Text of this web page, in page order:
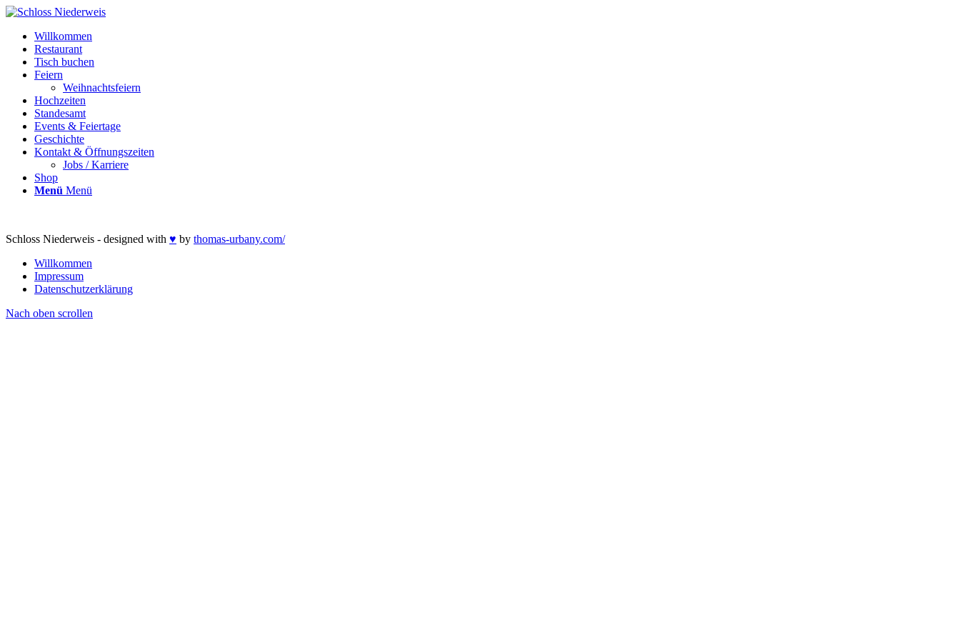
Willkommen
Restaurant
Tisch buchen
Feiern
Weihnachtsfeiern
Hochzeiten
Standesamt
Events & Feiertage
Geschichte
Kontakt & Öffnungszeiten
Jobs / Karriere
Shop
Menü Menü
Schloss Niederweis - designed with ♥ by thomas-urbany.com/
Willkommen
Impressum
Datenschutzerklärung
Nach oben scrollen